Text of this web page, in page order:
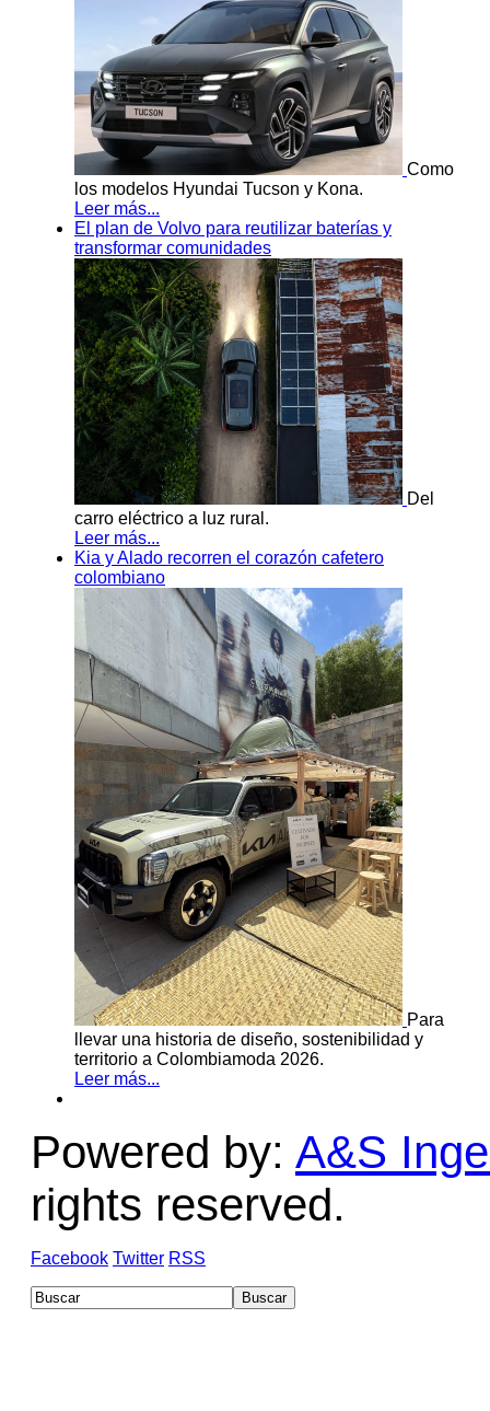
Como
los modelos Hyundai Tucson y Kona.
Leer más...
El plan de Volvo para reutilizar baterías y
transformar comunidades
Del
carro eléctrico a luz rural.
Leer más...
Kia y Alado recorren el corazón cafetero
colombiano
Para
llevar una historia de diseño, sostenibilidad y
territorio a Colombiamoda 2026.
Leer más...
Powered by: A&S
rights reserved.
Facebook Twitter RSS